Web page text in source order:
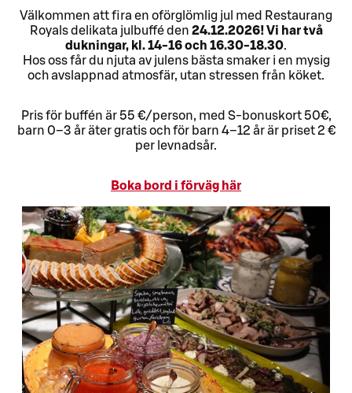
Välkommen att fira en oförglömlig jul med Restaurang
Royals delikata julbuffé den 24.12.2026! Vi har två
dukningar, kl. 14-16 och 16.30-18.30.
Hos oss får du njuta av julens bästa smaker i en mysig
och avslappnad atmosfär, utan stressen från köket.
Pris för buffén är 55 €/person, med S-bonuskort 50€,
barn 0–3 år äter gratis och för barn 4–12 år är priset 2 €
per levnadsår.
Boka bord i förväg här